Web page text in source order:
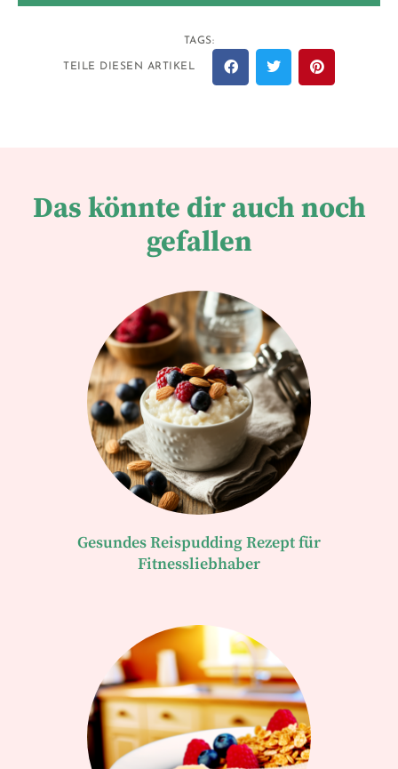
TAGS:
TEILE DIESEN ARTIKEL
Das könnte dir auch noch
gefallen
Gesundes Reispudding Rezept für
Fitnessliebhaber